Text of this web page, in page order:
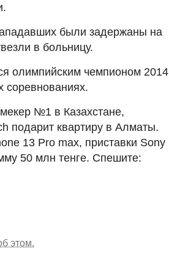
были задержаны на
в больницу.
олимпийским чемпионом 2014
соревнованиях.
№1 в Казахстане,
подарит квартиру в Алматы.
13 Pro max, приставки Sony
50 млн тенге. Спешите:
этом.